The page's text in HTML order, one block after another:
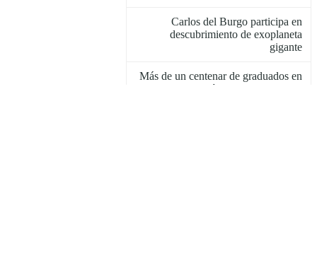
Carlos del Burgo participa en
descubrimiento de exoplaneta
gigante
Más de un centenar de graduados en